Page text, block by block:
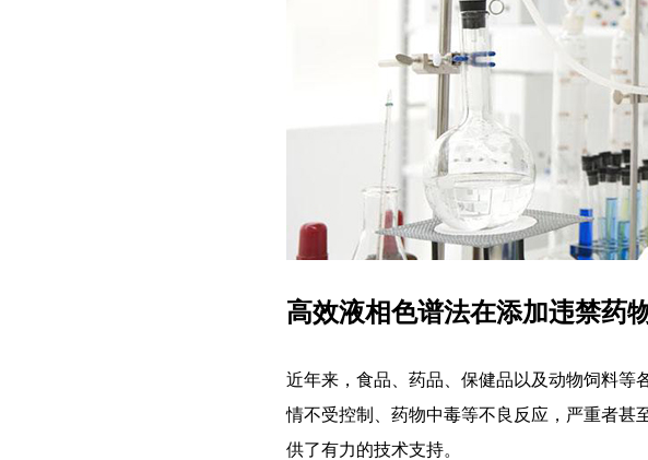
高效液相色谱法在添加违禁药
近年来，食品、药品、保健品以及动物饲料等
情不受控制、药物中毒等不良反应，严重者甚
供了有力的技术支持。